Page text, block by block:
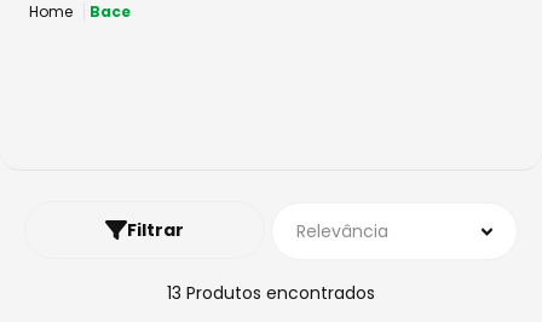
Bace
Filtrar Relevância
13 Produtos